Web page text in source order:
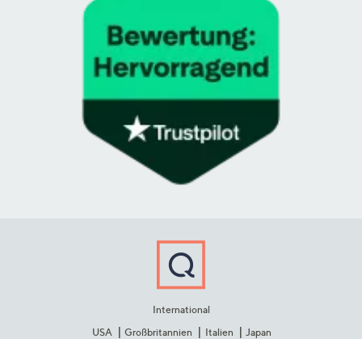
International
USA
Großbritannien Italien Japan